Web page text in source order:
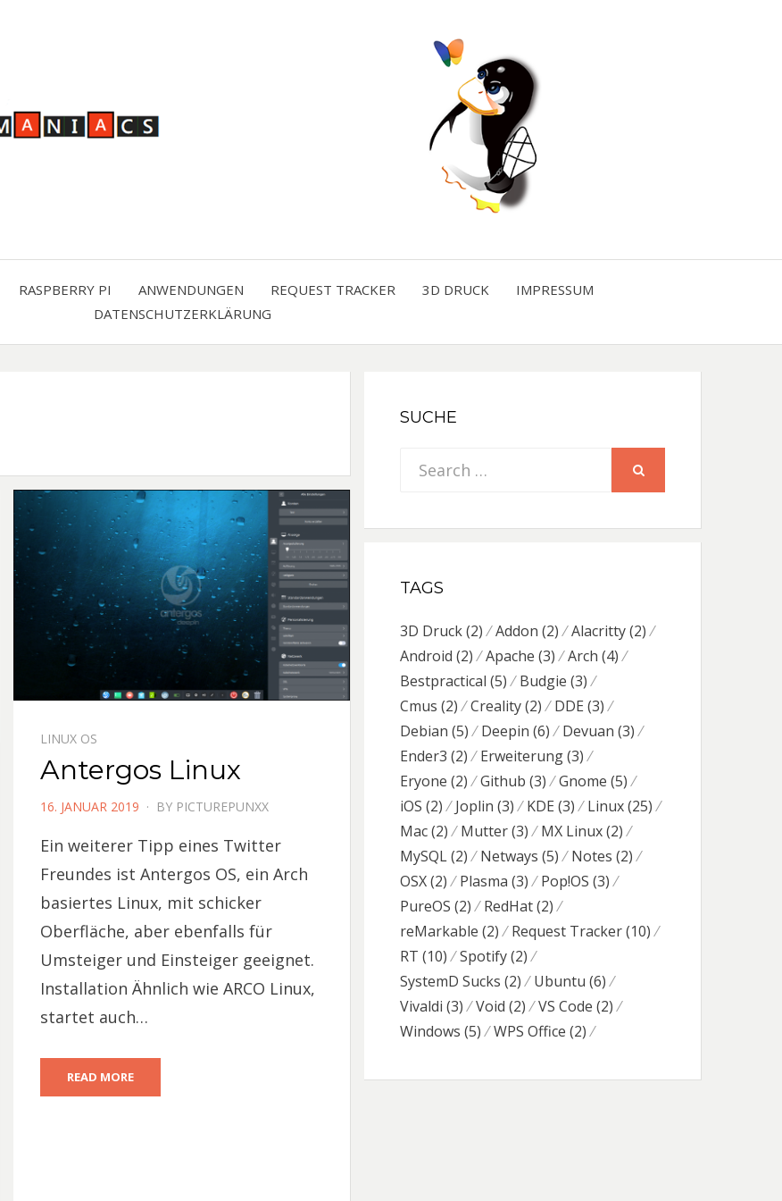
RASPBERRY PI ANWENDUNGEN REQUEST TRACKER 3D DRUCK
IMPRESSUM
DATENSCHUTZERKLÄRUNG
LINUX OS
Antergos Linux
POSTED
16. JANUAR 2019 BY PICTUREPUNXX
Ein weiterer Tipp eines Twitter
Freundes ist Antergos OS, ein Arch
basiertes Linux, mit schicker
Oberfläche, aber ebenfalls für
Umsteiger und Einsteiger geeignet.
Installation Ähnlich wie ARCO Linux,
startet auch…
READ MORE
SUCHE
Search
TAGS
3D Druck(2) Addon (2) Alacritty(2)
Android (2) Apache (3) Arch (4)
Bestpractical (5) Budgie (3)
Cmus (2) Creality(2) DDE (3)
Debian (5) Deepin (6) Devuan (3)
Ender3 (2) Erweiterung(3)
Eryone (2) Github (3) Gnome (5)
iOS (2) Joplin (3) KDE (3) Linux(25)
Mac(2) Mutter(3) MX Linux(2)
MySQL(2) Netways (5) Notes (2)
OSX(2) Plasma (3) Pop!OS (3)
PureOS (2) RedHat(2)
reMarkable (2) Request Tracker(10)
RT (10) Spotify(2)
SystemD Sucks (2) Ubuntu (6)
Vivaldi (3) Void (2) VS Code (2)
Windows (5) WPS Office (2)